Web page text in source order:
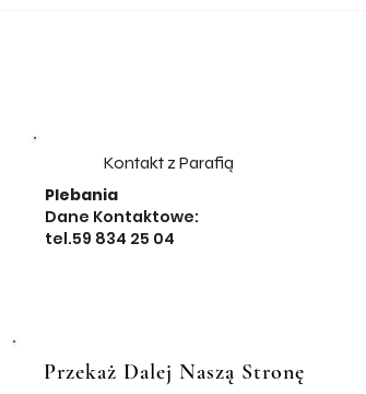
Kontakt z Parafią
Plebania
Dane Kontaktowe:
tel.59 834 25 04
Przekaż Dalej Naszą Stronę